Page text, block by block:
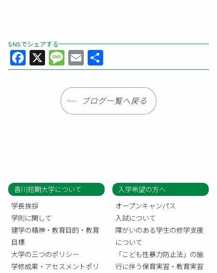
SNSでシェアする
Facebook
X Message
Email
有
ブログ一覧へ戻る
香川短期大学について
学長挨拶
学則に関して
建学の精神・教育目的・教育
目標
大学の三つのポリシー
学修成果・アセスメントポリ
入学希望の方へ
オープンキャンパス
入試について
障がいのある学生の修学支援
について
「こども性暴力防止法」の施
行に伴う保育実習・教育実習